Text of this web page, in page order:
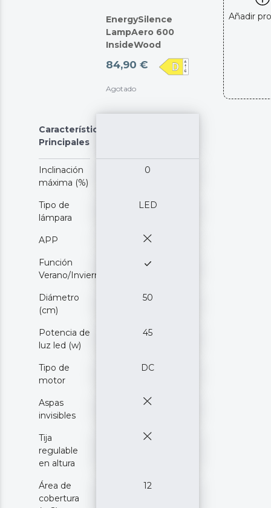
EnergySilence
LampAero 600
InsideWood
84,90 €
Agotado
Añadir
Características
Principales
Inclinación
máxima (%)
0
Tipo de
lámpara
LED
APP
Función
Verano/Invierno
Diámetro
(cm)
50
Potencia de
luz led (w)
45
Tipo de
motor
DC
Aspas
invisibles
Tija
regulable
en altura
Área de
cobertura
12